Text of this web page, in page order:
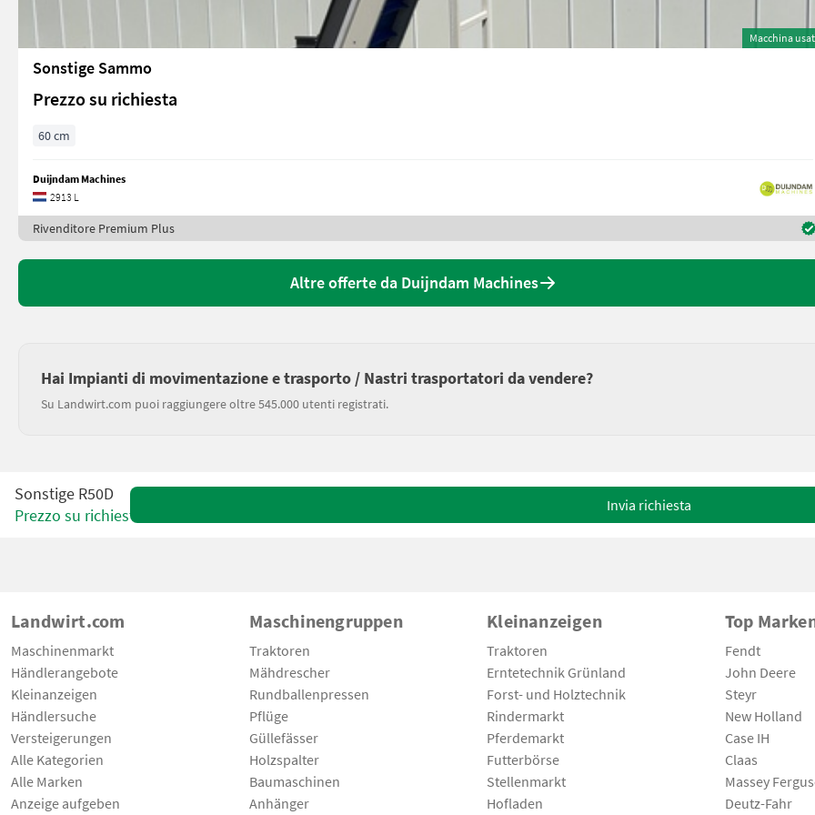
Macchina
Sonstige Sammo
Prezzo su richiesta
60 cm
Duijndam Machines
2913 L
Rivenditore Premium Plus
Altre offerte da Duijndam Machines
Hai Impianti di movimentazione e trasporto / Nastri trasportatori da vendere?
Su Landwirt.com puoi raggiungere oltre 545.000 utenti registrati.
Sonstige R50D
Prezzo su richiesta
Invia richiesta
Landwirt.com
Maschinenmarkt
Händlerangebote
Kleinanzeigen
Händlersuche
Versteigerungen
Alle Kategorien
Alle Marken
Anzeige aufgeben
Maschinengruppen
Traktoren
Mähdrescher
Rundballenpressen
Pflüge
Güllefässer
Holzspalter
Baumaschinen
Anhänger
Kleinanzeigen
Traktoren
Erntetechnik Grünland
Forst- und Holztechnik
Rindermarkt
Pferdemarkt
Futterbörse
Stellenmarkt
Hofladen
Top
Fendt
John Deere
Steyr
New Holland
Case IH
Claas
Massey
Deutz-Fahr